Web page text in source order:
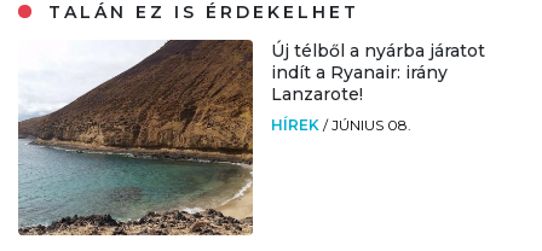
TALÁN EZ IS ÉRDEKELHET
Új télből a nyárba járatot
indít a Ryanair: irány
Lanzarote!
HÍREK /JÚNIUS 08.